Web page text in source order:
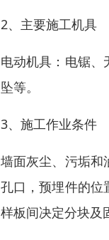
2、主要施工机具
电动机具：电锯
坠等。
3、施工作业条件
墙面灰尘、污垢和
孔口，预埋件的位
样板间决定分块及